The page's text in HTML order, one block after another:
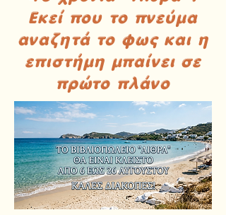
Εκεί που το πνεύμα
αναζητά το φως και η
επιστήμη μπαίνει σε
πρώτο πλάνο